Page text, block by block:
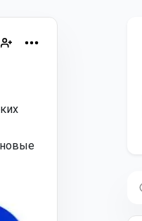
новые